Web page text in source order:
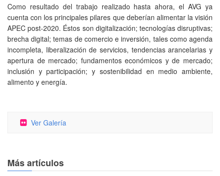
Como resultado del trabajo realizado hasta ahora, el AVG ya
cuenta con los principales pilares que deberían alimentar la visión
APEC post-2020. Éstos son digitalización; tecnologías disruptivas;
brecha digital; temas de comercio e inversión, tales como agenda
incompleta, liberalización de servicios, tendencias arancelarias y
apertura de mercado; fundamentos económicos y de mercado;
inclusión y participación; y sostenibilidad en medio ambiente,
alimento y energía.
Ver Galería
Más artículos